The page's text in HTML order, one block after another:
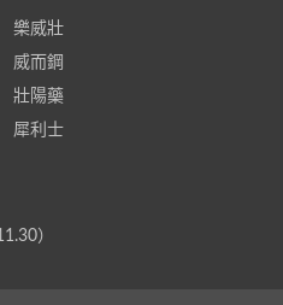
樂威壯
威而鋼
壯陽藥
犀利士
）